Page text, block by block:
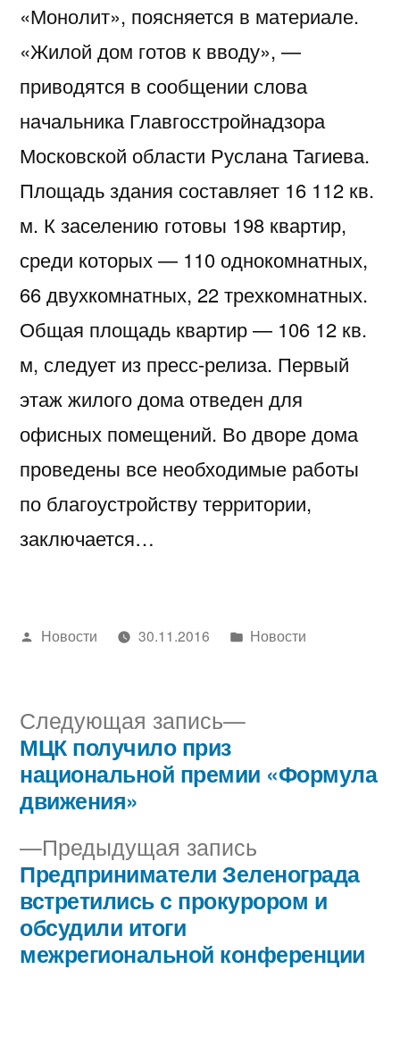
«Монолит», поясняется в материале.
«Жилой дом готов к вводу», —
приводятся в сообщении слова
начальника Главгосстройнадзора
Московской области Руслана Тагиева.
Площадь здания составляет 16 112 кв.
м. К заселению готовы 198 квартир,
среди которых — 110 однокомнатных,
66 двухкомнатных, 22 трехкомнатных.
Общая площадь квартир — 106 12 кв.
м, следует из пресс-релиза. Первый
этаж жилого дома отведен для
офисных помещений. Во дворе дома
проведены все необходимые работы
по благоустройству территории,
заключается…
Написано
Новости 30.11.2016
Написано
Новости
Навигация
по
записям
Предыдущая запись
запись:
Предприниматели Зеленограда
встретились с прокурором и
обсудили итоги
межрегиональной конференции
Следующая запись
Следующая
МЦК получило приз
национальной премии «Формула
движения»